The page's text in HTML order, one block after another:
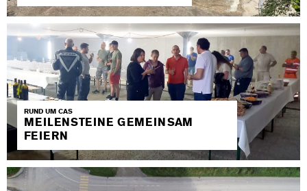
RUND UM CAS
MEILENSTEINE GEMEINSAM
FEIERN